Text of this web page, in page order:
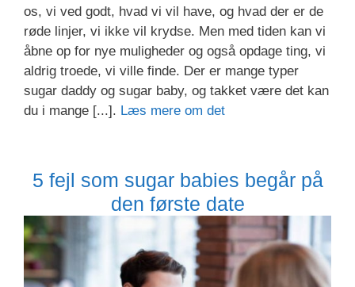
os, vi ved godt, hvad vi vil have, og hvad der er de
røde linjer, vi ikke vil krydse. Men med tiden kan vi
åbne op for nye muligheder og også opdage ting, vi
aldrig troede, vi ville finde. Der er mange typer
sugar daddy og sugar baby, og takket være det kan
du i mange [...]. Læs mere om det
5 fejl som sugar babies begår på
den første date